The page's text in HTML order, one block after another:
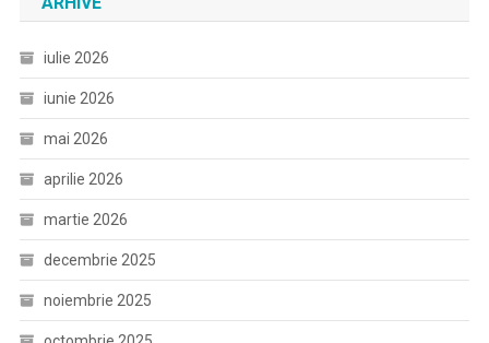
iulie 2026
iunie 2026
mai 2026
aprilie 2026
martie 2026
decembrie 2025
noiembrie 2025